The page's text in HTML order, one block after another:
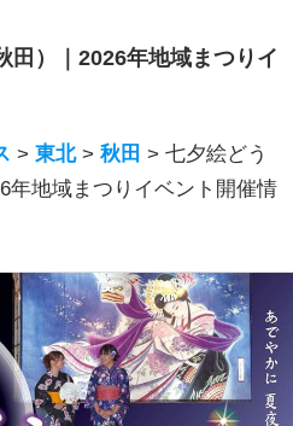
田）｜2026年地域まつりイ
>東北>秋田 >七夕絵どう
年地域まつりイベント開催情